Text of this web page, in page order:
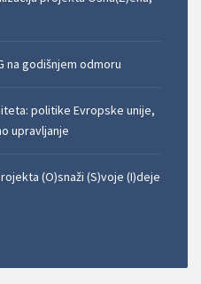
na godišnjem odmoru
politike Evropske unije,
upravljanje
(O)snaži (S)voje (I)deje